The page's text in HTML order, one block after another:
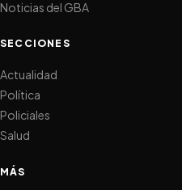
Noticias del GBA
SECCIONES
Actualidad
Política
Policiales
Salud
MÁS